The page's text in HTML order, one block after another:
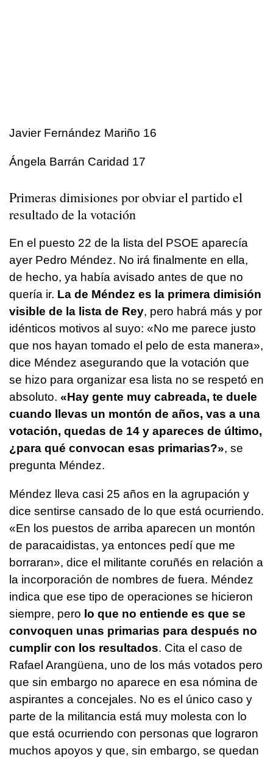
Javier Fernández Mariño 16
Ángela Barrán Caridad 17
Primeras dimisiones por obviar el partido el
resultado de la votación
En el puesto 22 de la lista del PSOE aparecía
ayer Pedro Méndez. No irá finalmente en ella,
de hecho, ya había avisado antes de que no
quería ir. La de Méndez es la primera dimisión
visible de la lista de Rey, pero habrá más y por
idénticos motivos al suyo: «No me parece justo
que nos hayan tomado el pelo de esta manera»,
dice Méndez asegurando que la votación que
se hizo para organizar esa lista no se respetó en
absoluto. «Hay gente muy cabreada, te duele
cuando llevas un montón de años, vas a una
votación, quedas de 14 y apareces de último,
¿para qué convocan esas primarias?», se
pregunta Méndez.
Méndez lleva casi 25 años en la agrupación y
dice sentirse cansado de lo que está ocurriendo.
«En los puestos de arriba aparecen un montón
de paracaidistas, ya entonces pedí que me
borraran», dice el militante coruñés en relación a
la incorporación de nombres de fuera. Méndez
indica que ese tipo de operaciones se hicieron
siempre, pero lo que no entiende es que se
convoquen unas primarias para después no
cumplir con los resultados. Cita el caso de
Rafael Arangüena, uno de los más votados pero
que sin embargo no aparece en esa nómina de
aspirantes a concejales. No es el único caso y
parte de la militancia está muy molesta con lo
que está ocurriendo con personas que lograron
muchos apoyos y que, sin embargo, se quedan